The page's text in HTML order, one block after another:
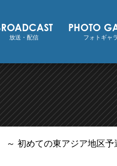
放送・配信
PHOTO
フォトギャ
初めての東アジア地区予